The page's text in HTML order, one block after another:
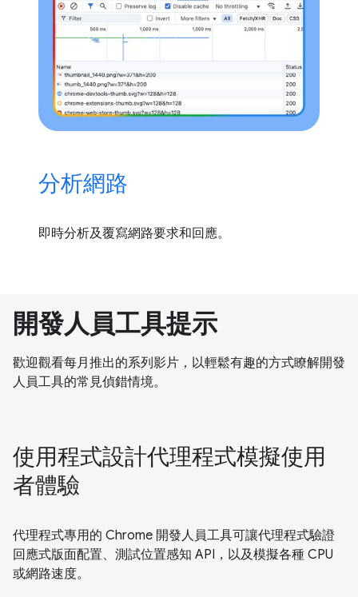
分析網路
即時分析及覆寫網路要求和回應。
開發人員工具提示
歡迎觀看每月推出的系列影片，以輕鬆有趣的方式瞭解開發
人員工具的常見偵錯情境。
使用程式設計代理程式模擬使用
者體驗
代理程式專用的 Chrome 開發人員工具可讓代理程式驗證
回應式版面配置、測試位置感知 API，以及模擬各種 CPU
或網路速度。